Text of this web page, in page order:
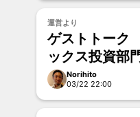
運営より
ゲストトーク
ックス投資部
中渓さん
Norihito
03/22 22:00